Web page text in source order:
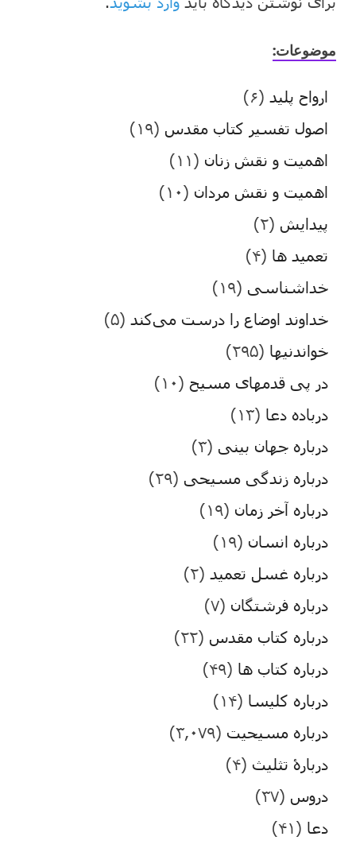
موضوعات:
ارواح پلید (۶)
اصول تفسیر کتاب مقدس (۱۹)
اهمیت و نقش زنان (۱۱)
اهمیت و نقش مردان (۱۰)
پیدایش (۲)
تعمید ها (۴)
خداشناسی (۱۹)
خداوند اوضاع را درست می‌کند (۵)
خواندنیها (۲۹۵)
در پی قدمهای مسیح (۱۰)
درباده دعا (۱۳)
درباره جهان بینی (۳)
درباره زندگی مسیحی (۲۹)
درباره آخر زمان (۱۹)
درباره انسان (۱۹)
درباره غسل تعمید (۲)
درباره فرشتگان (۷)
درباره کتاب مقدس (۲۲)
درباره کتاب ها (۴۹)
درباره کلیسا (۱۴)
درباره مسیحیت (۳,۰۷۹)
دربارۀ تثلیث (۴)
دروس (۳۷)
دعا (۴۱)